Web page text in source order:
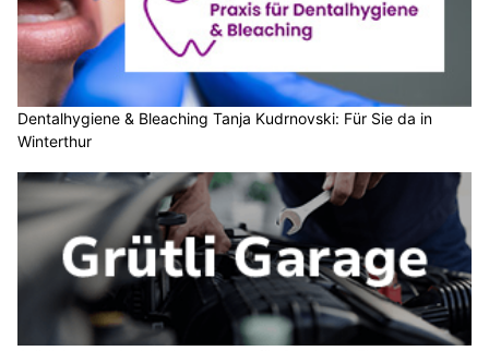
Dentalhygiene & Bleaching Tanja Kudrnovski: Für Sie da in
Winterthur